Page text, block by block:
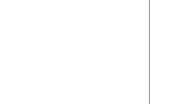
Andreas auf